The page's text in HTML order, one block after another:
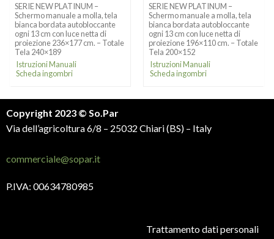
SERIE NEW PLATINUM –
Schermo manuale a molla, tela
bianca bordata autobloccante
ogni 13 cm con luce netta di
proiezione 236×177 cm. – Totale
Tela 240×189
Istruzioni Manuali
Scheda ingombri
SERIE NEW PLATINUM –
Schermo manuale a molla, tela
bianca bordata autobloccante
ogni 13 cm con luce netta di
proiezione 196×110 cm. – Totale
Tela 200×152
Istruzioni Manuali
Scheda ingombri
Copyright 2023 © So.Par
Via dell’agricoltura 6/8 – 25032 Chiari (BS) – Italy
commerciale@sopar.it
P.IVA: 00634780985
Trattamento dati personali